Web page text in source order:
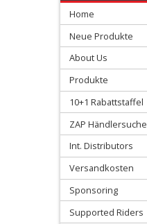
Gabelzubehör
Starthilfen
Stoßdämpfer
Ersatzteile
Umlenkungen
Home
Neue Produkte
About Us
Produkte
10+1 Rabattstaffel
ZAP Händlersuche
Int. Distributors
Versandkosten
Sponsoring
Supported Riders